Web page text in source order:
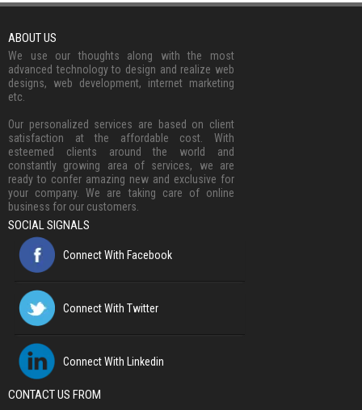
ABOUT US
We use our thoughts along with the most
advanced technology to design and realize web
designs, web development, internet marketing
etc.
Our personalized services are based on client
satisfaction at the affordable cost. With
esteemed clients around the world and
constantly growing area of services, we are
ready to confer amazing new and exclusive for
your company. We are taking care of online
business for our customers.
SOCIAL SIGNALS
Connect With Facebook
Connect With Twitter
Connect With Linkedin
CONTACT US FROM